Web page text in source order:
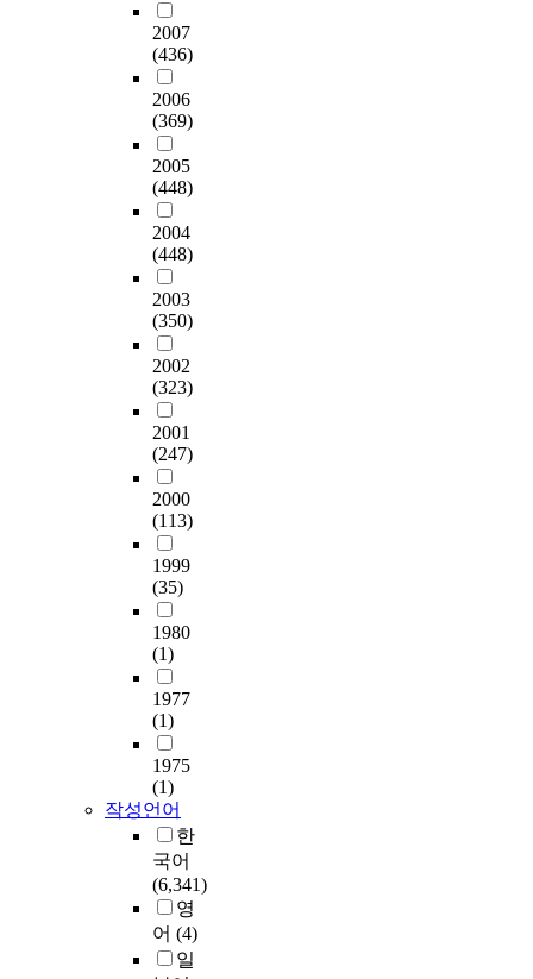
2007
(436)
2006
(369)
2005
(448)
2004
(448)
2003
(350)
2002
(323)
2001
(247)
2000
(113)
1999
(35)
1980
(1)
1977
(1)
1975
(1)
작성언어
한
국어
(6,341)
영
어 (4)
일